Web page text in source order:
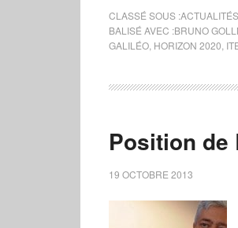
CLASSÉ SOUS :ACTUALITÉS
BALISÉ AVEC :BRUNO
GALILÉO HORIZON 2020
Position
19 OCTOBRE 2013